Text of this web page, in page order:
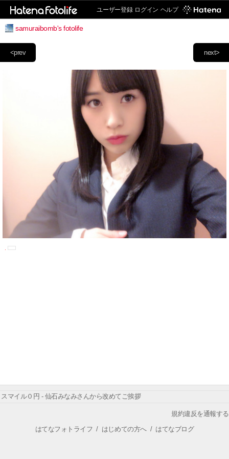
ユーザー登録 ログイン ヘルプ
samuraibomb's fotolife
next>
<prev
スマイル０円 - 仙石みなみさんから改めてご挨拶
規約違反を通報する
はてなフォトライフ / はじめての方へ/ はてなブログ